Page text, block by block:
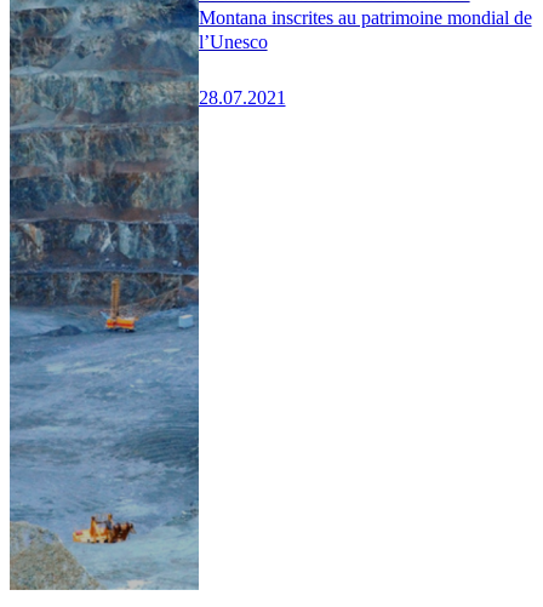
Montana inscrites au patrimoine mondial de
l’Unesco
28.07.2021